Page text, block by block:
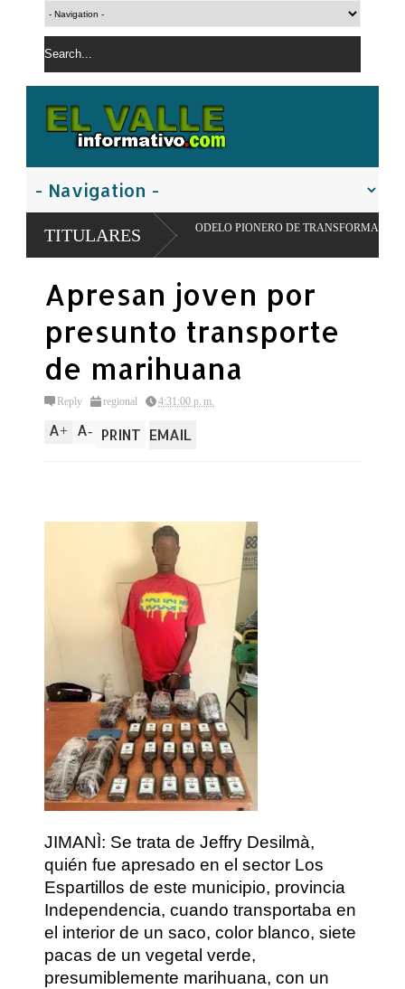
TITULARES
MODELO PIONERO DE TRANSFORMACIÓN ALIMENTARIA Y
Apresan joven por
presunto transporte
de marihuana
Reply regional 4:31:00 p. m.
A+ A- PRINT EMAIL
JIMANÌ: Se trata de Jeffry Desilmà,
quién fue apresado en el sector Los
Espartillos de este municipio, provincia
Independencia, cuando transportaba en
el interior de un saco, color blanco, siete
pacas de un vegetal verde,
presumiblemente marihuana, con un